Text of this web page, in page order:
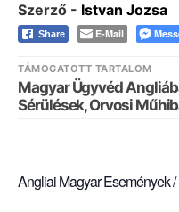
Szerző - Istvan Jozsa
Share E-Mail
TÁMOGATOTT TARTALOM
Magyar Ügyvéd
Sérülések, Orvosi
Angliai Magyar Események